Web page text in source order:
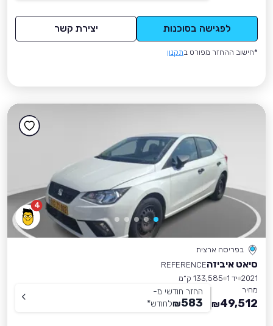
לפגישה בסוכנות יצירת קשר
*חישוב ההחזר מפורט בתקנון
4
בפריסה ארצית
סיאט איביזהREFERENCE
2021 יד 1
133,585 ק״מ
מחיר
49,512
₪
החזר חודשי מ-
583
₪לחודש*